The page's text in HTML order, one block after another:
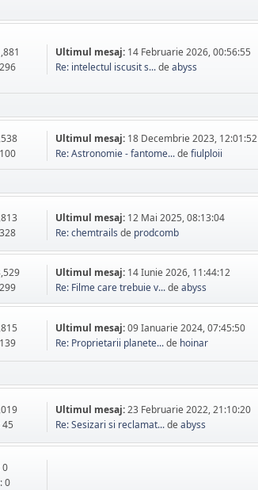
Ultimul mesaj: 14 Februarie 2026, 00:56:55
Re: intelectul iscusit s...deabyss
Ultimul mesaj: 18 Decembrie 2023, 12:01:52
Re: Astronomie - fantome...defiulploii
Ultimul mesaj: 12 Mai 2025, 08:13:04
Re: chemtrails de prodcomb
Ultimul mesaj: 14 Iunie 2026, 11:44:12
Re: Filme care trebuie v...deabyss
Ultimul mesaj:09 Ianuarie 2024, 07:45:50
Re: Proprietarii planete...de hoinar
Ultimul mesaj:23 Februarie 2022, 21:10:20
Re: Sesizari si reclamat...deabyss
0
0